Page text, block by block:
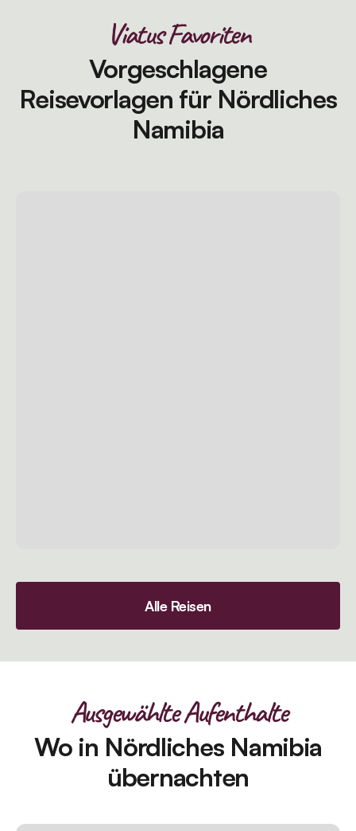
Viatus Favoriten
Vorgeschlagene
Reisevorlagen für Nördliches
Namibia
Alle Reisen
Ausgewählte Aufenthalte
Wo in Nördliches Namibia
übernachten